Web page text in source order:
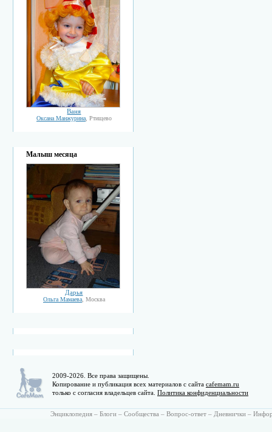
Ваня
Оксана Манжурина, Ртищево
Малыш месяца
Дарья
Ольга Мамаева, Москва
2009-2026. Все права защищены.
Копирование и публикация всех материалов с сайта cafemam.ru
только с согласия владельцев сайта. Политика конфиденциальности
Энциклопедия – Блоги – Сообщества – Вопрос-ответ – Дневнички –